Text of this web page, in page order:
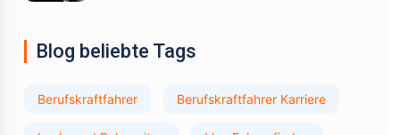
Blog beliebte Tags
Berufskraftfahrer Berufskraftfahrer Karriere